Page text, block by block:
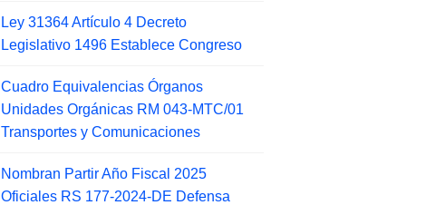
Ley 31364 Artículo 4 Decreto
Legislativo 1496 Establece Congreso
Cuadro Equivalencias Órganos
Unidades Orgánicas RM 043-MTC/01
Transportes y Comunicaciones
Nombran Partir Año Fiscal 2025
Oficiales RS 177-2024-DE Defensa